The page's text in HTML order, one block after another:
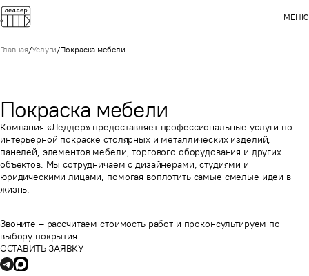
МЕНЮ
Главная/Услуги/Покраска мебели
Покраска мебели
Компания «Леддер» предоставляет профессиональные услуги по
интерьерной покраске столярных и металлических изделий,
панелей, элементов мебели, торгового оборудования и других
объектов. Мы сотрудничаем с дизайнерами, студиями и
юридическими лицами, помогая воплотить самые смелые идеи в
жизнь.
Звоните – рассчитаем стоимость работ и проконсультируем по
выбору покрытия
ОСТАВИТЬ ЗАЯВКУ